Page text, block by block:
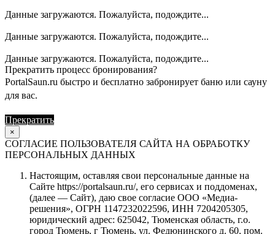
Данные загружаются. Пожалуйста, подождите...
Данные загружаются. Пожалуйста, подождите...
Данные загружаются. Пожалуйста, подождите...
Прекратить процесс бронирования?
PortalSaun.ru быстро и бесплатно забронирует баню или сауну
для вас.
Прекратить
×
СОГЛАСИЕ ПОЛЬЗОВАТЕЛЯ САЙТА НА ОБРАБОТКУ
ПЕРСОНАЛЬНЫХ ДАННЫХ
Настоящим, оставляя свои персональные данные на
Сайте https://portalsaun.ru/, его сервисах и поддоменах,
(далее — Сайт), даю свое согласие ООО «Медиа-
решения», ОГРН 1147232022596, ИНН 7204205305,
юридический адрес: 625042, Тюменская область, г.о.
город Тюмень, г Тюмень, ул. Федюнинского д. 60, пом.